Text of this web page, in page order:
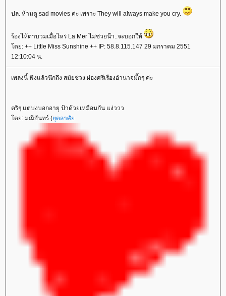
ปล. ห้ามดู sad movies ค่ะ เพราะ They will always make you cry.
ร้องไห้ตาบวมเมื่อไหร่ La Mer ไม่ช่วยน๊า..จะบอกให้
โดย: ++ Little Miss Sunshine ++ IP: 58.8.115.147 29 มกราคม 2551
12:10:04 น.
เพลงนี้ ฟังแล้วนึกถึง สมัยช่วง ผ่องศรีเรืองอำนาจมั๊กๆ ค่ะ
คริๆ แต่บ่งบอกอายุ ป้าด้วยเหมือนกัน แง่ววว
โดย: มณีจันทร์ (ยุคลาศัย